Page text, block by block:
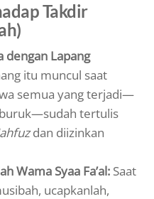
Takdir
dengan Lapang
itu muncul saat
semua yang terjadi—
tertulis
dan diizinkan
Wama Syaa Fa’al: Saat
ucapkanlah,